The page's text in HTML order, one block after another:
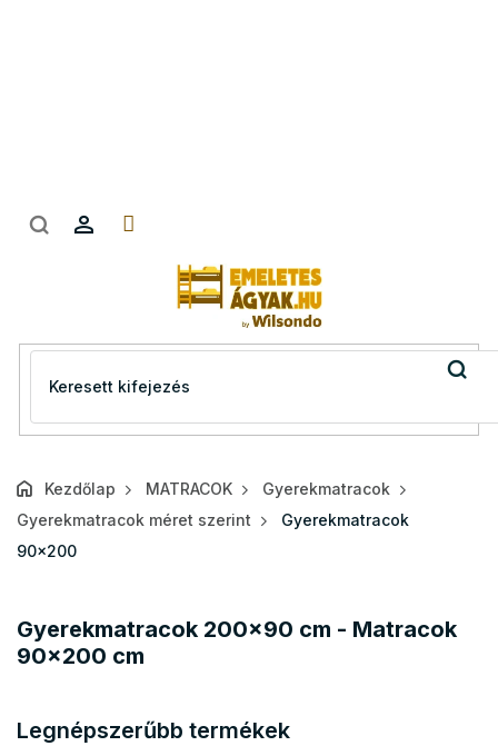
Kezdőlap MATRACOK
Gyerekmatracok
Gyerekmatracok méret szerint
Gyerekmatracok
90x200
Gyerekmatracok 200x90 cm - Matracok
90x200 cm
Legnépszerűbb termékek